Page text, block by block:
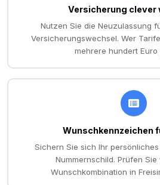
Versicherung clever
Nutzen Sie die Neuzulassung
Versicherungswechsel. Wer
mehrere hundert Euro
Wunschkennzeichen
Sichern Sie sich Ihr
Nummernschild. Prüfen
Wunschkombination in